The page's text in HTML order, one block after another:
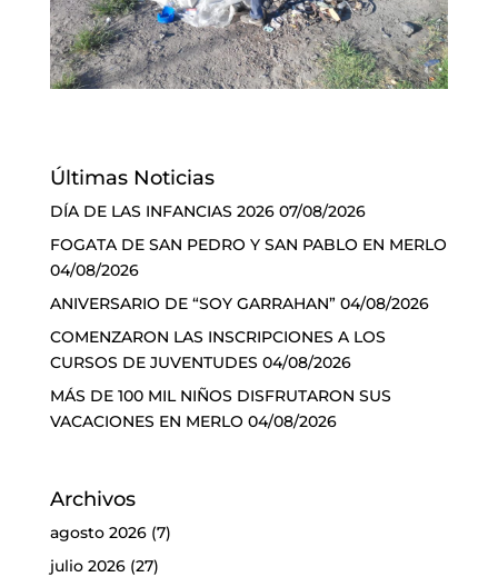
Últimas Noticias
DÍA DE LAS INFANCIAS 2026 07/08/2026
FOGATA DE SAN PEDRO Y SAN PABLO EN MERLO
04/08/2026
ANIVERSARIO DE “SOY GARRAHAN” 04/08/2026
COMENZARON LAS INSCRIPCIONES A LOS
CURSOS DE JUVENTUDES 04/08/2026
MÁS DE 100 MIL NIÑOS DISFRUTARON SUS
VACACIONES EN MERLO 04/08/2026
Archivos
agosto 2026(7)
julio 2026(27)